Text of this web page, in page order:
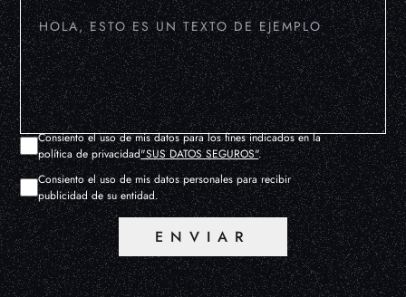
Consiento el uso de mis datos para los fines indicados en la
política de privacidad"SUS DATOS SEGUROS".
Consiento el uso de mis datos personales para recibir
publicidad de su entidad.
ENVIAR